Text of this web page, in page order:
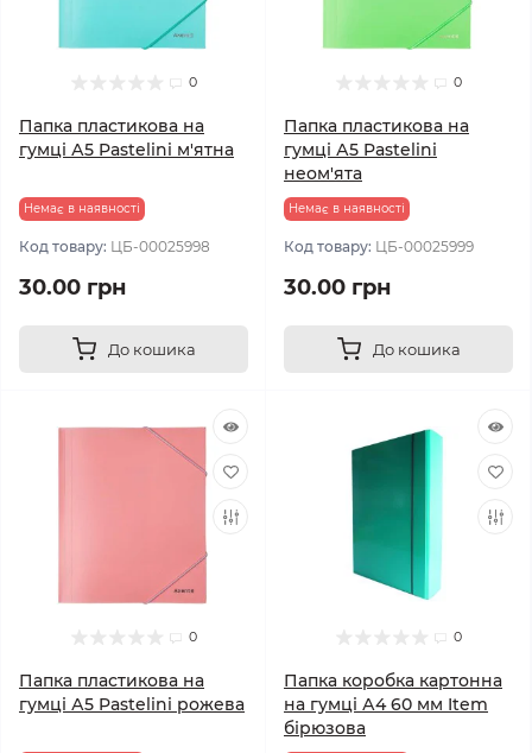
0
Папка пластикова на
гумці А5 Pastelini м'ятна
Немає в наявності
Код товару: ЦБ-00025998
30.00 грн
До кошика
0
Папка пластикова на
гумці А5 Pastelini
неом'ята
Немає в наявності
Код товару: ЦБ-00025999
30.00 грн
До кошика
0
Папка пластикова на
гумці А5 Pastelini рожева
0
Папка коробка картонна
на гумці А4 60 мм Item
бірюзова